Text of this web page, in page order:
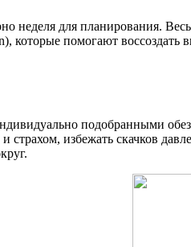
неделя для планирования.
которые помогают воссоздать
подобранными
страхом, избежать скачков